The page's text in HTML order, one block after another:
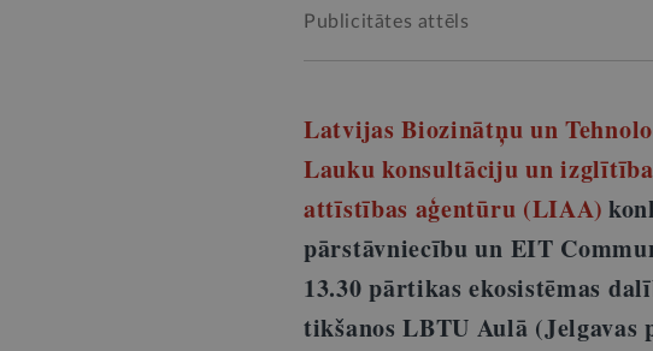
Publicitātes attēls
Latvijas Biozinātņu un
Lauku konsultāciju un
attīstības aģentūru (LIAA)
pārstāvniecību un EIT
13.30 pārtikas ekosistēmas
tikšanos LBTU Aulā